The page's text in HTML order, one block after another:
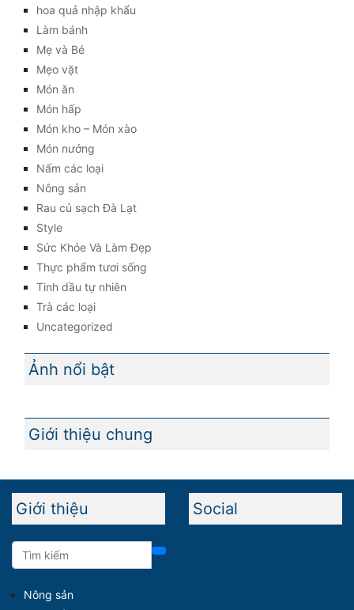
hoa quả nhập khẩu
Làm bánh
Mẹ và Bé
Mẹo vặt
Món ăn
Món hấp
Món kho – Món xào
Món nướng
Nấm các loại
Nông sản
Rau củ sạch Đà Lạt
Style
Sức Khỏe Và Làm Đẹp
Thực phẩm tươi sống
Tinh dầu tự nhiên
Trà các loại
Uncategorized
Ảnh nổi bật
Giới thiệu chung
Giới thiệu
Nông sản
Social